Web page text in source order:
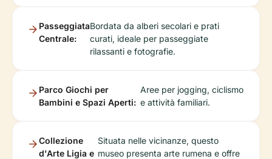
Passeggiata
Centrale:
Bordata da alberi secolari e prati
curati, ideale per passeggiate
rilassanti e fotografie.
Parco Giochi per
Bambini e Spazi Aperti:
Aree per jogging, ciclismo
e attività familiari.
Collezione
d'Arte Ligia e
Situata nelle vicinanze, questo
museo presenta arte rumena e offre